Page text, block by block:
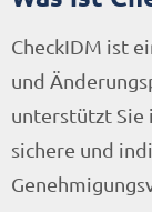
CheckIDM ist
und
unterstützt Sie
sichere und